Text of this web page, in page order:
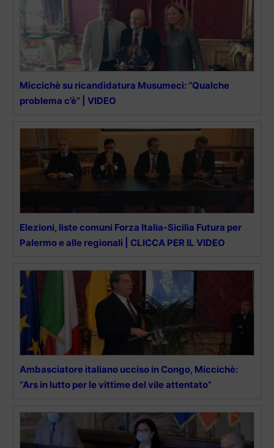
Miccichè su ricandidatura Musumeci: “Qualche
problema c’è” | VIDEO
Elezioni, liste comuni Forza Italia-Sicilia Futura per
Palermo e alle regionali | CLICCA PER IL VIDEO
Ambasciatore italiano ucciso in Congo, Miccichè:
“Ars in lutto per le vittime del vile attentato”